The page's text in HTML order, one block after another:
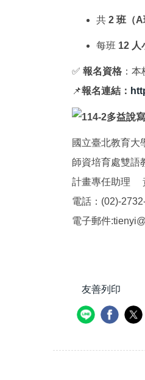
共 2 班（A
每班 12 人
✅ 報名資格 ：
📌報名連結：
國立臺北教育大
師資培育處雙語
計畫專任助理
電話：(02)-
電子郵件
友善列印